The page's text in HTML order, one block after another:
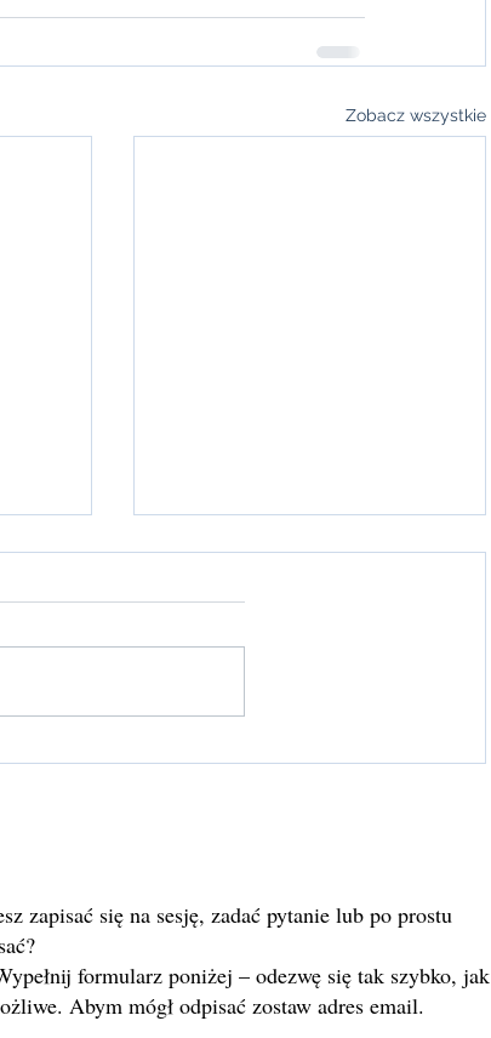
Zobacz wszystkie
zapisać się na sesję, zadać pytanie lub po prostu
formularz poniżej – odezwę się tak szybko, jak
Abym mógł odpisać zostaw adres email.